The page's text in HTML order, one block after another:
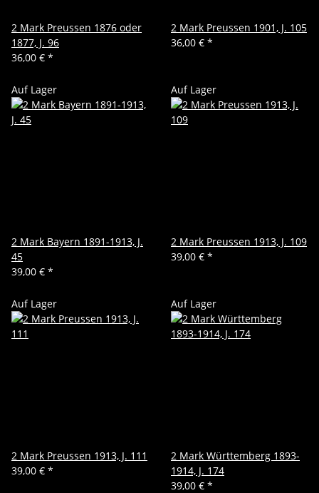
2 Mark Preussen 1876 oder
1877, J. 96
36,00 € *
2 Mark Preussen 1901, J. 105
36,00 € *
Auf Lager
2 Mark Bayern 1891-1913, J.
45
39,00 € *
Auf Lager
2 Mark Preussen 1913, J. 109
39,00 € *
Auf Lager
2 Mark Preussen 1913, J. 111
39,00 € *
Auf Lager
2 Mark Württemberg 1893-
1914, J. 174
39,00 € *